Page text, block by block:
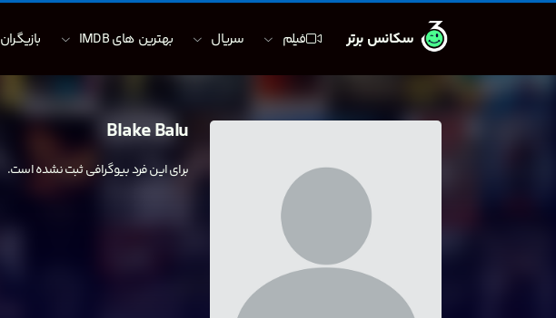
سکانس برتر فیلم سریال بهترین های IMDB بازیگران
Blake Balu
برای این فرد بیوگرافی ثبت نشده است.